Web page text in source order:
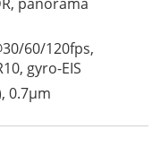
60/120fps,
gyro-EIS
0.7µm